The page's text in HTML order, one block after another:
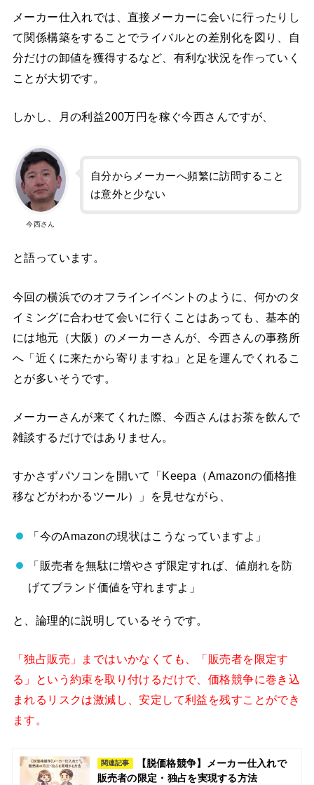
メーカー仕入れでは、直接メーカーに会いに行ったりし
て関係構築をすることでライバルとの差別化を図り、自
分だけの卸値を獲得するなど、有利な状況を作っていく
ことが大切です。
しかし、月の利益200万円を稼ぐ今西さんですが、
今西さん
自分からメーカーへ頻繁に訪問すること
は意外と少ない
と語っています。
今回の横浜でのオフラインイベントのように、何かのタ
イミングに合わせて会いに行くことはあっても、基本的
には地元（大阪）のメーカーさんが、今西さんの事務所
へ「近くに来たから寄りますね」と足を運んでくれるこ
とが多いそうです。
メーカーさんが来てくれた際、今西さんはお茶を飲んで
雑談するだけではありません。
すかさずパソコンを開いて「Keepa（Amazonの価格推
移などがわかるツール）」を見せながら、
「今のAmazonの現状はこうなっていますよ」
「販売者を無駄に増やさず限定すれば、値崩れを防
げてブランド価値を守れますよ」
と、論理的に説明しているそうです。
「独占販売」まではいかなくても、「販売者を限定す
る」という約束を取り付けるだけで、価格競争に巻き込
まれるリスクは激減し、安定して利益を残すことができ
ます。
関連記事
【脱価格競争】メーカー仕入れで
販売者の限定・独占を実現する方法